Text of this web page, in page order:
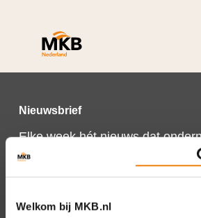
Welkom bij MKB.nl
Nieuwsbrief
Elke week hét nieuws dat
Schrijf je nu in voor de MKB-
nieuwsbrief.
Schrijf je in